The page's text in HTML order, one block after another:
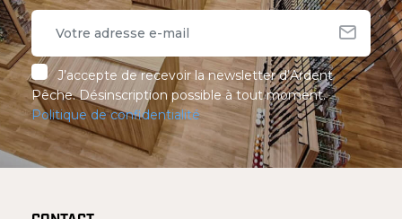
J’accepte de recevoir la newsletter d’Ardent
Pêche. Désinscription possible à tout moment.
Politique de confidentialité